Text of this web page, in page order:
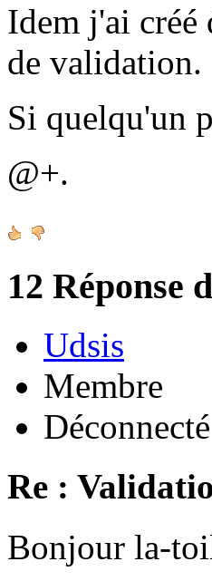
Idem j'ai créé
de validation.
Si quelqu'un
@+.
12 Réponse
Udsis
Membre
Déconnecté
Re :
Bonjour la-